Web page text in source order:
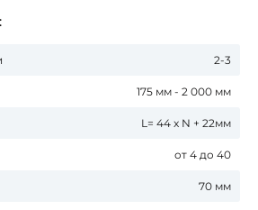
2-3
175 мм - 2 000 мм
L= 44 x N + 22мм
от 4 до 40
70 мм